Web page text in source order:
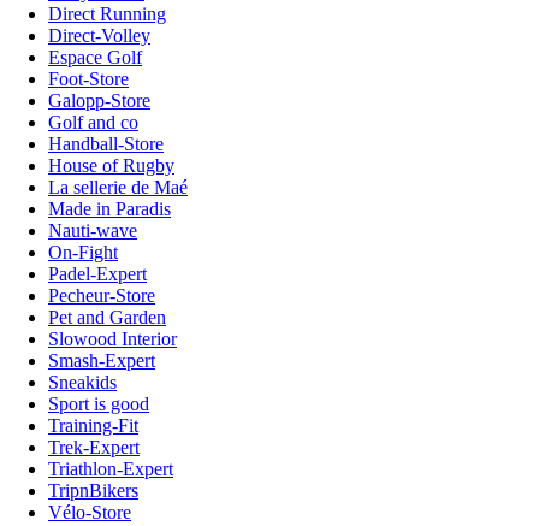
Direct Running
Direct-Volley
Espace Golf
Foot-Store
Galopp-Store
Golf and co
Handball-Store
House of Rugby
La sellerie de Maé
Made in Paradis
Nauti-wave
On-Fight
Padel-Expert
Pecheur-Store
Pet and Garden
Slowood Interior
Smash-Expert
Sneakids
Sport is good
Training-Fit
Trek-Expert
Triathlon-Expert
TripnBikers
Vélo-Store